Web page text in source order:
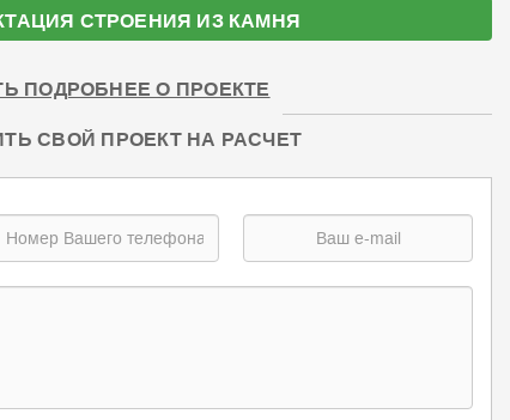
СТРОЕНИЯ ИЗ КАМНЯ
ПОДРОБНЕЕ О ПРОЕКТЕ
СВОЙ ПРОЕКТ НА РАСЧЕТ